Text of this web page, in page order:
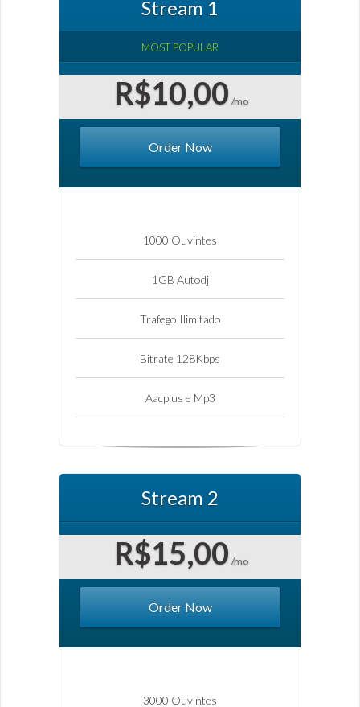
Stream 1
MOST POPULAR
R$10,00 /mo
Order Now
1000 Ouvintes
1GB Autodj
Trafego Ilimitado
Bitrate 128Kbps
Aacplus e Mp3
Stream 2
R$15,00 /mo
Order Now
3000 Ouvintes